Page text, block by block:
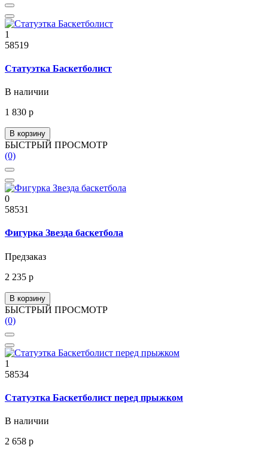
1
58519
Статуэтка Баскетболист
В наличии
1 830 р
В корзину
БЫСТРЫЙ ПРОСМОТР
(0)
0
58531
Фигурка Звезда баскетбола
Предзаказ
2 235 р
В корзину
БЫСТРЫЙ ПРОСМОТР
(0)
1
58534
Статуэтка Баскетболист перед прыжком
В наличии
2 658 р